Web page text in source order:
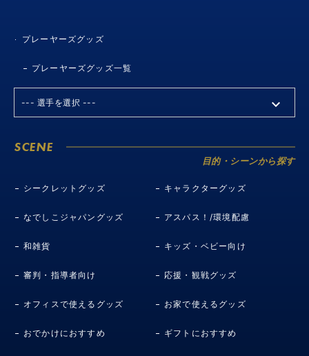
プレーヤーズグッズ
プレーヤーズグッズ一覧
SCENE
目的・シーンから探す
シークレットグッズ キャラクターグッズ
なでしこジャパングッズ アスパス！/環境配慮
和雑貨 キッズ・ベビー向け
審判・指導者向け 応援・観戦グッズ
オフィスで使えるグッズ お家で使えるグッズ
おでかけにおすすめ ギフトにおすすめ